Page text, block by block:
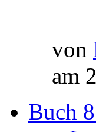
von
am
Buch